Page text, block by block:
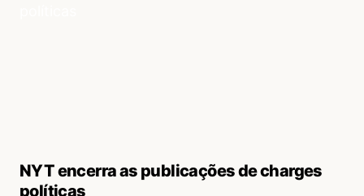
NYT encerra as publicações de charges
políticas